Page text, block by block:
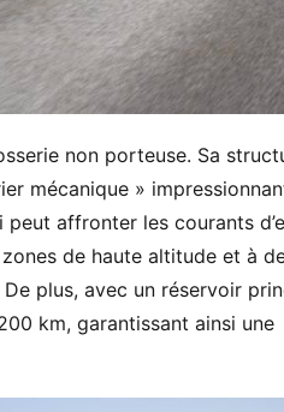
non porteuse. Sa
mécanique »
peut affronter les courants
de haute altitude et à
De plus, avec un réservoir
km, garantissant ainsi une